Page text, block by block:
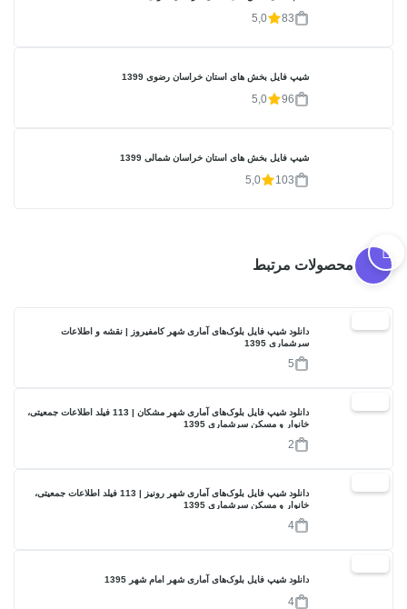
83
5,0
شیپ فایل بخش های استان خراسان رضوی 1399
96
5,0
شیپ فایل بخش های استان خراسان شمالی 1399
103
5,0
محصولات مرتبط
دانلود شیپ فایل بلوک‌های آماری شهر کامفیروز | نقشه و اطلاعات
سرشماری 1395
5
دانلود شیپ فایل بلوک‌های آماری شهر مشکان | 113 فیلد اطلاعات جمعیتی،
خانوار و مسکن سرشماری 1395
2
دانلود شیپ فایل بلوک‌های آماری شهر رونیز | 113 فیلد اطلاعات جمعیتی،
خانوار و مسکن سرشماری 1395
4
دانلود شیپ فایل بلوک‌های آماری شهر امام شهر 1395
4